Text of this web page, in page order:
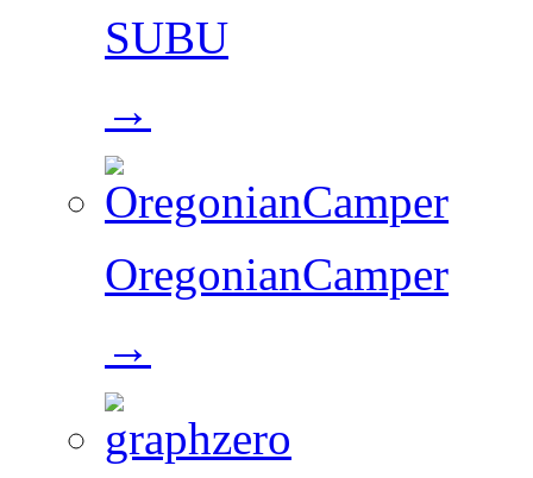
SUBU
→
OregonianCamper
→